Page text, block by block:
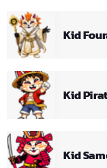
Kid
Kid
Kid